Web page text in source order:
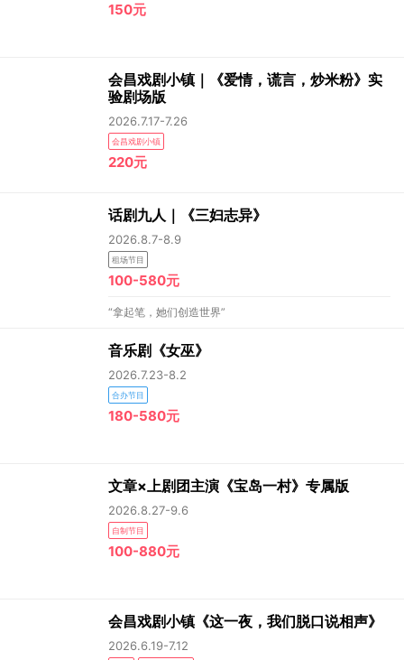
150元
会昌戏剧小镇｜《爱情，谎言，炒米粉》实
验剧场版
2026.7.17-7.26
会昌戏剧小镇
220元
话剧九人｜《三妇志异》
2026.8.7-8.9
租场节目
100-580元
“拿起笔，她们创造世界”
音乐剧《女巫》
2026.7.23-8.2
合办节目
180-580元
文章×上剧团主演《宝岛一村》专属版
2026.8.27-9.6
自制节目
100-880元
会昌戏剧小镇《这一夜，我们脱口说相声》
2026.6.19-7.12